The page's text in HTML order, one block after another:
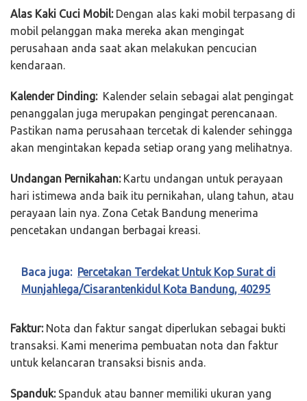
Alas Kaki Cuci Mobil:Dengan alas kaki mobil terpasang di
mobil pelanggan maka mereka akan mengingat
perusahaan anda saat akan melakukan pencucian
kendaraan.
Kalender Dinding:Kalender selain sebagai alat pengingat
penanggalan juga merupakan pengingat perencanaan.
Pastikan nama perusahaan tercetak di kalender sehingga
akan mengintakan kepada setiap orang yang melihatnya.
Undangan Pernikahan:Kartu undangan untuk perayaan
hari istimewa anda baik itu pernikahan, ulang tahun, atau
perayaan lain nya. Zona Cetak Bandung menerima
pencetakan undangan berbagai kreasi.
Baca juga: Percetakan Terdekat Untuk Kop Surat di
Munjahlega/Cisarantenkidul Kota Bandung, 40295
Faktur:Nota dan faktur sangat diperlukan sebagai bukti
transaksi. Kami menerima pembuatan nota dan faktur
untuk kelancaran transaksi bisnis anda.
Spanduk:Spanduk atau banner memiliki ukuran yang